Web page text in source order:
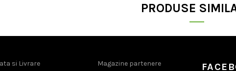
PRODUSE
si Livrare Magazine partenere